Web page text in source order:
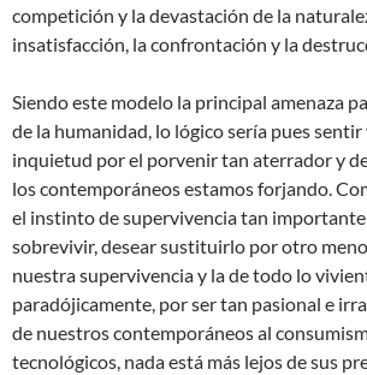
competición y la devastación de la
insatisfacción, la confrontación y la
Siendo este modelo la principal amenaza
de la humanidad, lo lógico sería pues sentir
inquietud por el porvenir tan aterrador y
los contemporáneos estamos forjando.
el instinto de supervivencia tan
sobrevivir, desear sustituirlo por otro
nuestra supervivencia y la de todo lo
paradójicamente, por ser tan pasional e
de nuestros contemporáneos al
tecnológicos, nada está más lejos de sus